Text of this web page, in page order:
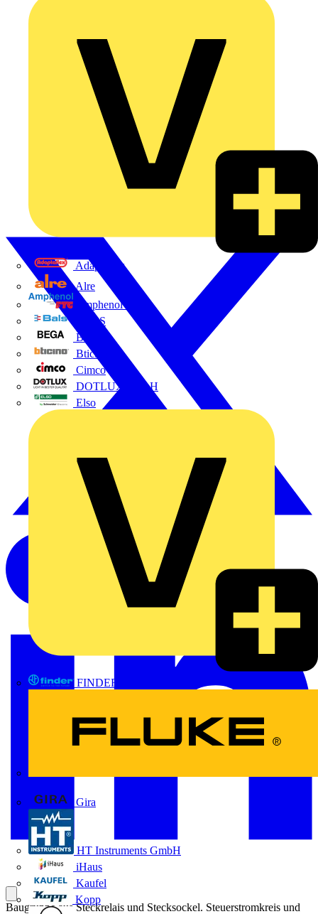
Adaptaflex
Alre
Amphenol FTG
BALS
Bega
Bticino
Cimco
DOTLUX GmbH
Elso
FINDER
Gira
HT Instruments GmbH
iHaus
Kaufel
Kopp
Baugruppe aus Steckrelais und Stecksockel. Steuerstromkreis und